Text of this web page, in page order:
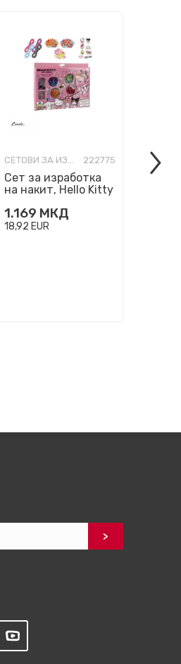
СЕТОВИ ЗА ИЗРАБОТКА 222775
Сет за изработка
на накит, Hello Kitty
Bracelets
1.169 МКД
18,92 EUR
Сет